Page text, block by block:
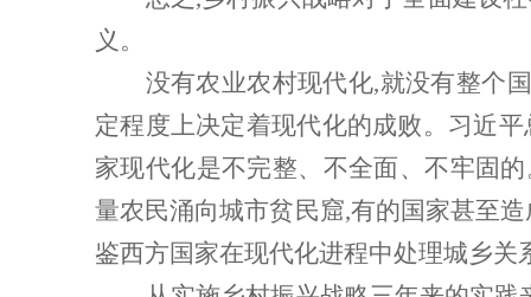
义。
没有农业农村现代化,就没有整个
定程度上决定着现代化的成败。习近
家现代化是不完整、不全面、不牢固
量农民涌向城市贫民窟,有的国家甚至
鉴西方国家在现代化进程中处理城乡